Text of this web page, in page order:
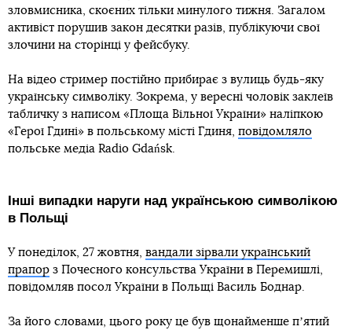
зловмисника, скоєних тільки минулого тижня. Загалом
активіст порушив закон десятки разів, публікуючи свої
злочини на сторінці у фейсбуку.
На відео стример постійно прибирає з вулиць будь-яку
українську символіку. Зокрема, у вересні чоловік заклеїв
табличку з написом «Площа Вільної України» наліпкою
«Герої Гдині» в польському місті Гдиня, повідомляло
польське медіа Radio Gdańsk.
Інші випадки наруги над українською символікою
в Польщі
У понеділок, 27 жовтня, вандали зірвали український
прапор з Почесного консульства України в Перемишлі,
повідомляв посол України в Польщі Василь Боднар.
За його словами, цього року це був щонайменше пʼятий